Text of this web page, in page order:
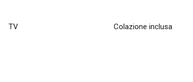
TV Colazione inclusa